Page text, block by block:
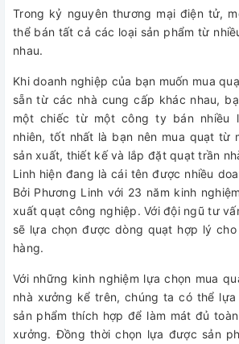
Trong kỷ nguyên thương mại điện tử,
thể bán tất cả các loại sản phẩm từ
nhau.
Khi doanh nghiệp của bạn muốn mua
sẵn từ các nhà cung cấp khác nhau,
một chiếc từ một công ty bán nhiều
nhiên, tốt nhất là bạn nên mua quạt từ
sản xuất, thiết kế và lắp đặt quạt trần
Linh hiện đang là cái tên được nhiều
Bởi Phương Linh với 23 năm kinh
xuất quạt công nghiệp. Với đội ngũ tư
sẽ lựa chọn được dòng quạt hợp lý
hàng.
Với những kinh nghiệm lựa chọn mua
nhà xưởng kể trên, chúng ta có thể
sản phẩm thích hợp để làm mát đủ
xưởng. Đồng thời chọn lựa được sản